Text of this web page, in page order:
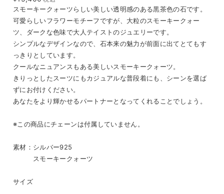
スモーキークォーツらしい美しい透明感のある黒茶色の石です。
可愛らしいフラワーモチーフですが、大粒のスモーキークォー
ツ、ダークな色味で大人テイストのジュエリーです。
シンプルなデザインなので、石本来の魅力が前面に出てとてもす
っきりとしています。
クールなニュアンスもある美しいスモーキークォーツ。
きりっとしたスーツにもカジュアルな普段着にも、シーンを選ば
ずにお付けください。
あなたをより輝かせるパートナーとなってくれることでしょう。
※この商品にチェーンは付属していません。
素材：シルバー925
スモーキークォーツ
サイズ